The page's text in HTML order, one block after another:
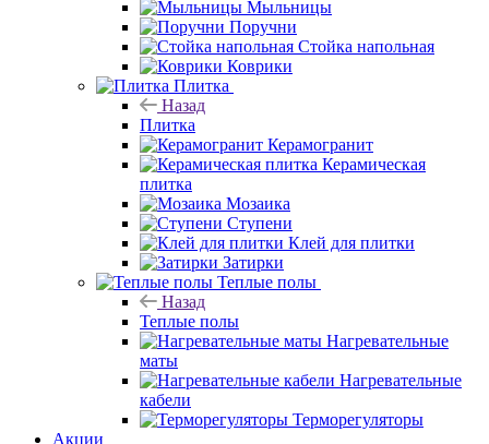
Мыльницы
Поручни
Стойка напольная
Коврики
Плитка
Назад
Плитка
Керамогранит
Керамическая
плитка
Мозаика
Ступени
Клей для плитки
Затирки
Теплые полы
Назад
Теплые полы
Нагревательные
маты
Нагревательные
кабели
Терморегуляторы
Акции